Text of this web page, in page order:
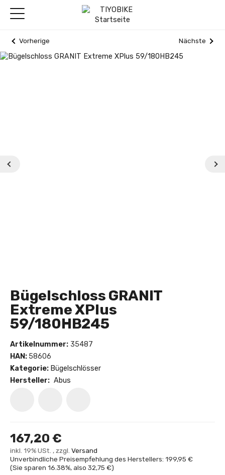
Vorherige Nächste
Bügelschloss GRANIT
Extreme XPlus
59/180HB245
Artikelnummer: 35487
HAN: 58606
Kategorie: Bügelschlösser
Hersteller: Abus
167,20 €
inkl. 19% USt. , zzgl. Versand
Unverbindliche Preisempfehlung des Herstellers: 199,95 €
(Sie sparen 16.38%, also 32,75 €)